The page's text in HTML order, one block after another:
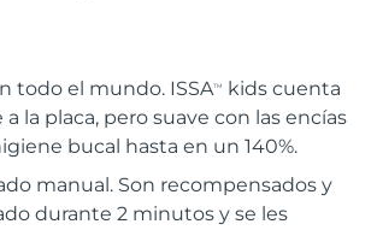
todo el mundo. ISSATM
kids cuenta
la placa, pero suave con las encías
bucal hasta en un 140%.
manual. Son recompensados y
durante 2 minutos y se les